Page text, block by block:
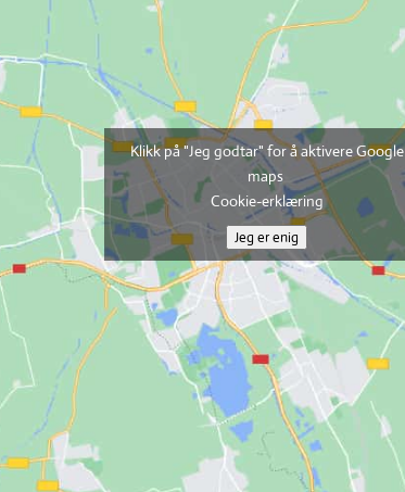
Klikk på "Jeg godtar" for å aktivere Google
maps
Cookie-erklæring
Jeg er enig